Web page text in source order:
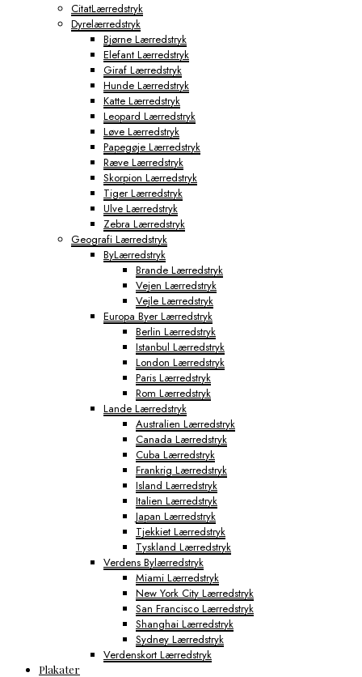
CitatLærredstryk
Dyrelærredstryk
Bjørne Lærredstryk
Elefant Lærredstryk
Giraf Lærredstryk
Hunde Lærredstryk
Katte Lærredstryk
Leopard Lærredstryk
Løve Lærredstryk
Papegøje Lærredstryk
Ræve Lærredstryk
Skorpion Lærredstryk
Tiger Lærredstryk
Ulve Lærredstryk
Zebra Lærredstryk
Geografi Lærredstryk
ByLærredstryk
Brande Lærredstryk
Vejen Lærredstryk
Vejle Lærredstryk
Europa Byer Lærredstryk
Berlin Lærredstryk
Istanbul Lærredstryk
London Lærredstryk
Paris Lærredstryk
Rom Lærredstryk
Lande Lærredstryk
Australien Lærredstryk
Canada Lærredstryk
Cuba Lærredstryk
Frankrig Lærredstryk
Island Lærredstryk
Italien Lærredstryk
Japan Lærredstryk
Tjekkiet Lærredstryk
Tyskland Lærredstryk
Verdens Bylærredstryk
Miami Lærredstryk
New York City Lærredstryk
San Francisco Lærredstryk
Shanghai Lærredstryk
Sydney Lærredstryk
Verdenskort Lærredstryk
Plakater